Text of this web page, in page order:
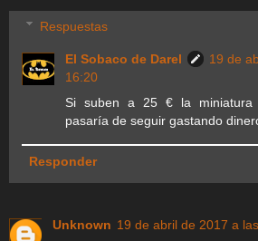
Respuestas
El Sobaco de Darel
19 de
16:20
Si suben a 25 € la miniatura
pasaría de seguir gastando
Responder
Unknown 19 de abril de 2017 a